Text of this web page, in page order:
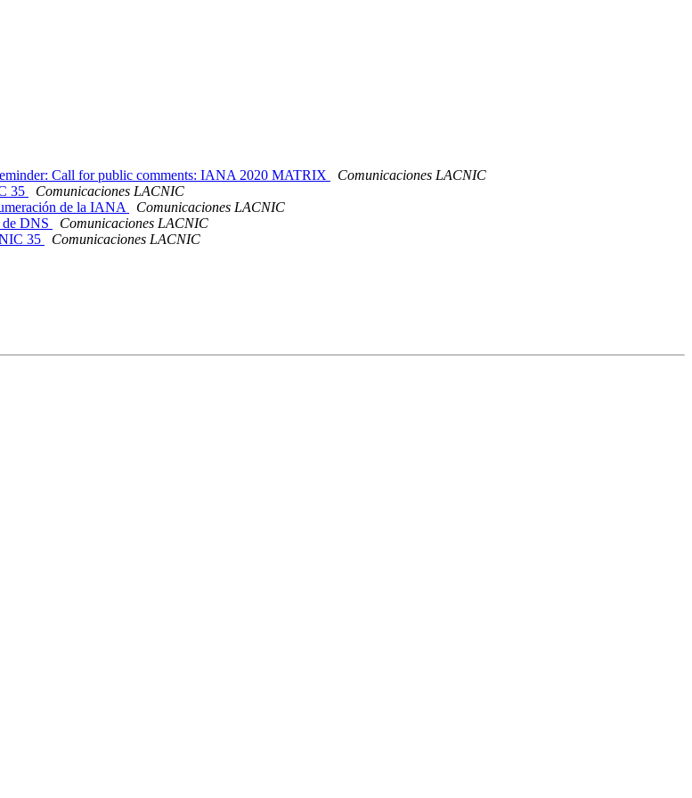
Call for public comments: IANA 2020 MATRIX
Comunicaciones LACNIC
35
Comunicaciones LACNIC
de la IANA
Comunicaciones LACNIC
de DNS
Comunicaciones LACNIC
35
Comunicaciones LACNIC